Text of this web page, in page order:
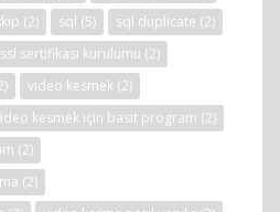
(2) sql (5) sql duplicate (2)
ssl sertifikası kurulumu (2)
video kesmek (2)
kesmek için basit program (2)
(2)
(2)